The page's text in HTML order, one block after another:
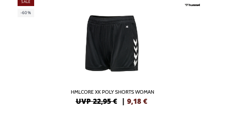
SALE
-60%
HMLCORE XK POLY SHORTS WOMAN
UVP 22,95 € | 9,18 €